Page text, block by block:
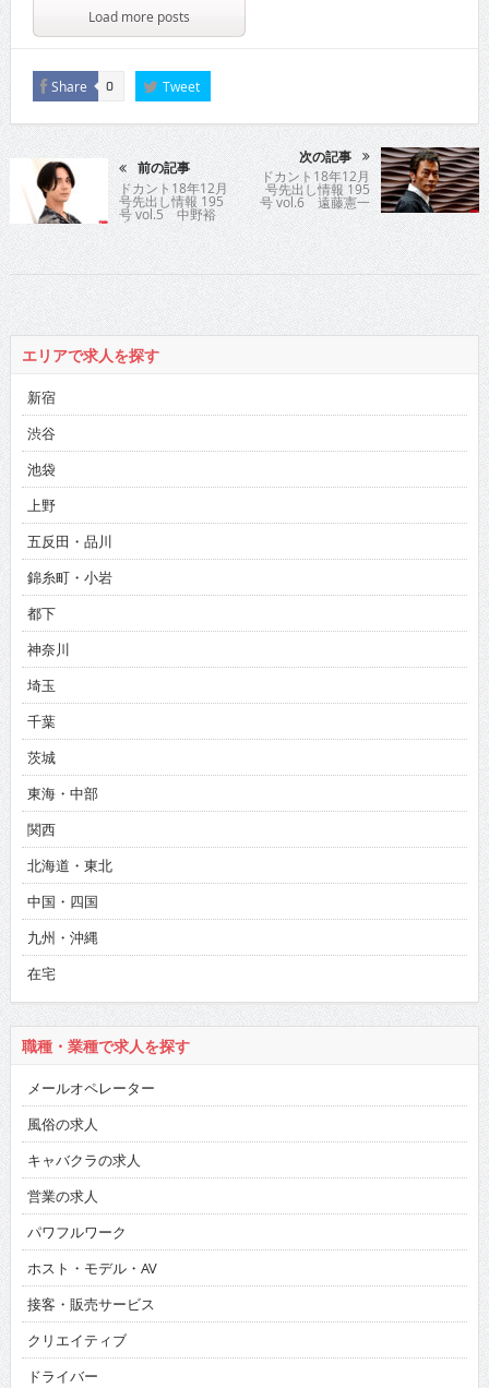
Load more posts
Share 0 Tweet
前の記事
ドカント18年12月
号先出し情報 195
号 vol.5 中野裕
太
次の記事
ドカント18年12月
号先出し情報 195
号 vol.6 遠藤憲一
エリアで求人を探す
新宿
渋谷
池袋
上野
五反田・品川
錦糸町・小岩
都下
神奈川
埼玉
千葉
茨城
東海・中部
関西
北海道・東北
中国・四国
九州・沖縄
在宅
職種・業種で求人を探す
メールオペレーター
風俗の求人
キャバクラの求人
営業の求人
パワフルワーク
ホスト・モデル・AV
接客・販売サービス
クリエイティブ
ドライバー